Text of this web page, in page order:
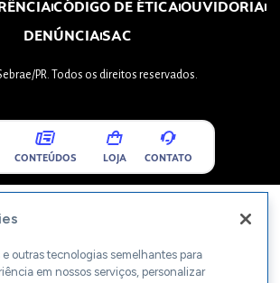
CÓDIGO DE ÉTICAOUVIDORIA
DENÚNCIASAC
PR. Todos os direitos reservados.
CONTEÚDOS LOJA CONTATO
e outras tecnologias semelhantes para
em nossos serviços, personalizar